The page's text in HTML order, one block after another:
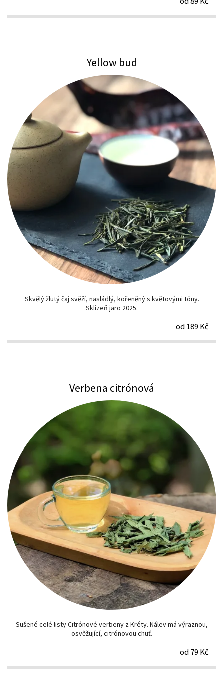
Yellow bud
Skvělý žlutý čaj svěží, nasládlý, kořeněný s květovými tóny.
Sklizeň jaro 2025.
od 189 Kč
Verbena citrónová
Sušené celé listy Citrónové verbeny z Kréty. Nálev má výraznou,
osvěžující, citrónovou chuť.
od 79 Kč